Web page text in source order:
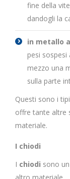
fine della
dandogli la
in metallo
pesi
mezzo una
sulla parte
Questi sono i
offre tante altre
materiale.
I chiodi
I chiodi sono